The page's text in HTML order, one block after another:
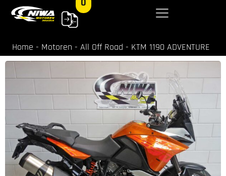
Home - Motoren - All Off Road - KTM 1190 ADVENTURE